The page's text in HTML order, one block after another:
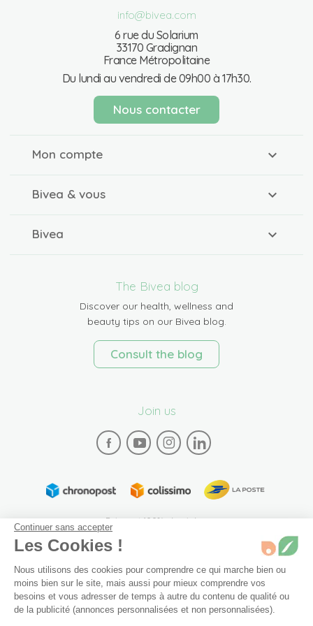
info@bivea.com
6 rue du Solarium
33170 Gradignan
France Métropolitaine
Du lundi au vendredi de 09h00 à 17h30.
Nous contacter
Mon compte
Bivea & vous
Bivea
The Bivea blog
Discover our health, wellness and
beauty tips on our Bivea blog.
Consult the blog
Join us
Paiement 100% sécurisé
Plan du site Mentions légales Conditions générales de vente
Continuer sans accepter
Les Cookies !
Nous utilisons des cookies pour comprendre ce qui marche bien ou
moins bien sur le site, mais aussi pour mieux comprendre vos
besoins et vous adresser de temps à autre du contenu de qualité ou
de la publicité (annonces personnalisées et non personnalisées).